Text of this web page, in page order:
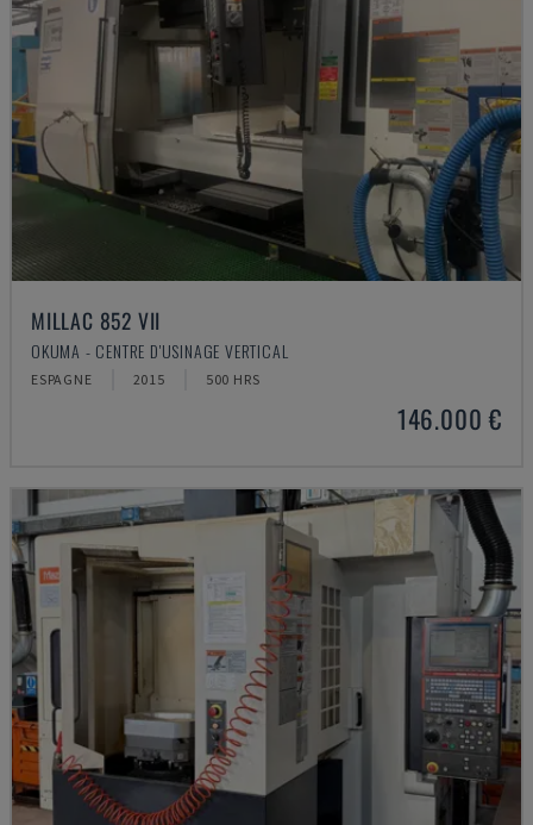
MILLAC 852 VII
OKUMA - CENTRE D'USINAGE VERTICAL
ESPAGNE 2015 500 HRS
146.000 €